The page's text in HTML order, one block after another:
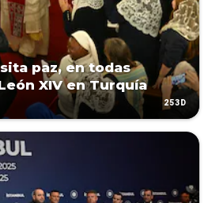
paz, en todas
XIV en Turquía
253D